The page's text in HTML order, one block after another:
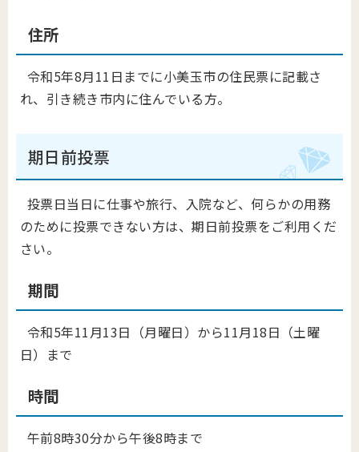
住所
令和5年8月11日までに小美玉市の住民票に記載さ
れ、引き続き市内に住んでいる方。
期日前投票
投票日当日に仕事や旅行、入院など、何らかの用務
のために投票できない方は、期日前投票をご利用くだ
さい。
期間
令和5年11月13日（月曜日）から11月18日（土曜
日）まで
時間
午前8時30分から午後8時まで